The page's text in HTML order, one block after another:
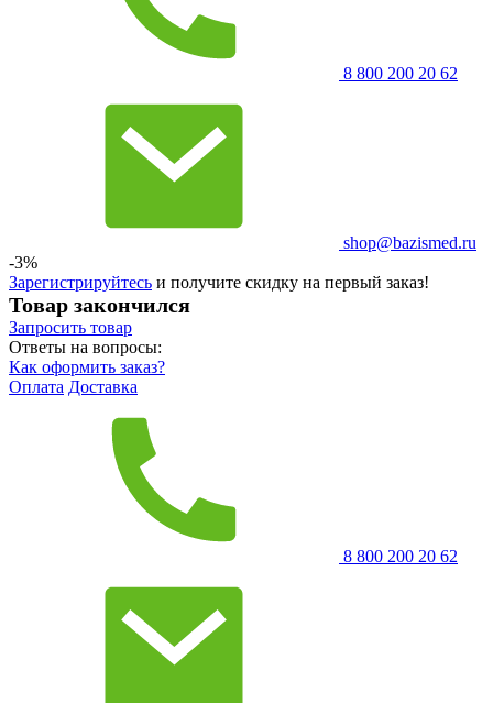
8 800 200 20 62
shop@bazismed.ru
-3%
Зарегистрируйтесь и получите скидку на первый заказ!
Товар закончился
Запросить товар
Ответы на вопросы:
Как оформить заказ?
Оплата Доставка
8 800 200 20 62